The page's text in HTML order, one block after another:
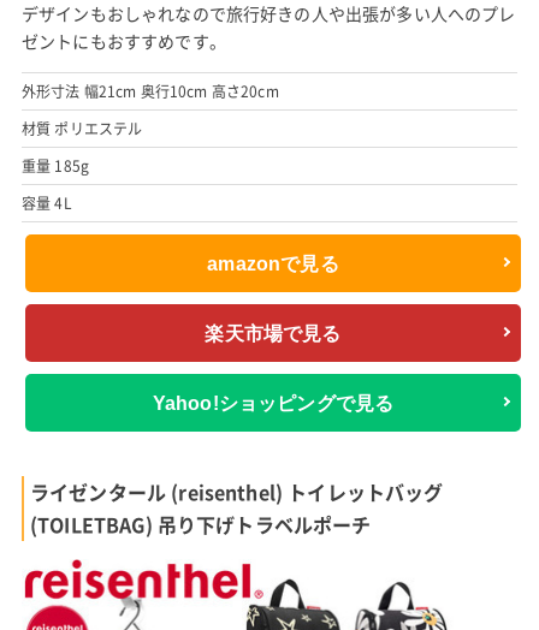
デザインもおしゃれなので旅行好きの人や出張が多い人へのプレ
ゼントにもおすすめです。
外形寸法 幅21cm 奥行10cm 高さ20cm
材質 ポリエステル
重量 185g
容量 4L
amazonで見る
楽天市場で見る
Yahoo!ショッピングで見る
ライゼンタール (reisenthel) トイレットバッグ
(TOILETBAG) 吊り下げトラベルポーチ